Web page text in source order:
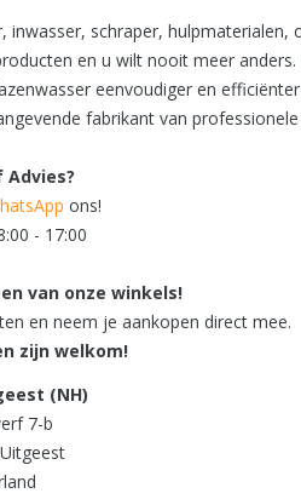
schraper, hulpmaterialen,
en u wilt nooit meer
eenvoudiger en
fabrikant van
Advies?
ons!
- 17:00
van onze winkels!
en neem je aankopen direct mee.
zijn welkom!
(NH)
7-b